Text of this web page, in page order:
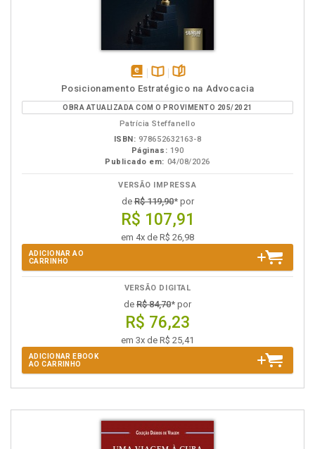
disponível
em
eBook
Disponível
na
B.V.
páginas
Posicionamento Estratégico na Advocacia
OBRA ATUALIZADA COM O PROVIMENTO 205/2021
Patrícia Steffanello
ISBN: 978652632163-8
Páginas: 190
Publicado em: 04/08/2026
VERSÃO IMPRESSA
deR$ 119,90* por
R$ 107,91
em 4x de R$ 26,98
ADICIONAR AO
CARRINHO
VERSÃO DIGITAL
de R$ 84,70* por
R$ 76,23
em 3x de R$ 25,41
ADICIONAR EBOOK
AO CARRINHO